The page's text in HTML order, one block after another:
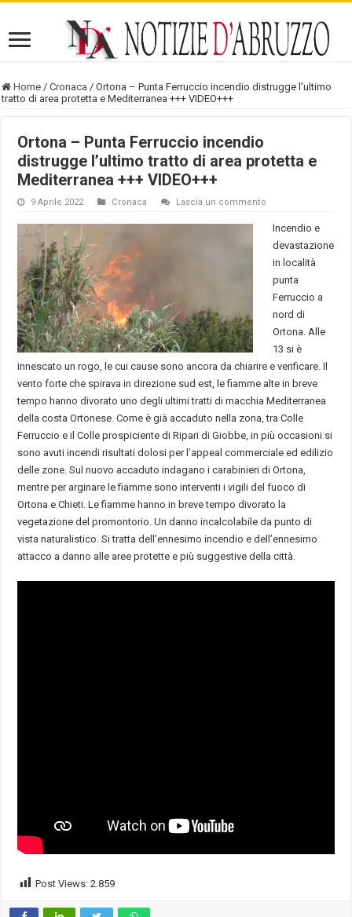
Home / Cronaca / Ortona – Punta Ferruccio incendio distrugge l’ultimo
tratto di area protetta e Mediterranea +++ VIDEO+++
Ortona – Punta Ferruccio incendio
distrugge l’ultimo tratto di area protetta e
Mediterranea +++ VIDEO+++
9 Aprile 2022 Cronaca Lascia un commento
Incendio e
devastazione
in località
punta
Ferruccio a
nord di
Ortona. Alle
13 si è
innescato un rogo, le cui cause sono ancora da chiarire e verificare. Il
vento forte che spirava in direzione sud est, le fiamme alte in breve
tempo hanno divorato uno degli ultimi tratti di macchia Mediterranea
della costa Ortonese. Come è già accaduto nella zona, tra Colle
Ferruccio e il Colle prospiciente di Ripari di Giobbe, in più occasioni si
sono avuti incendi risultati dolosi per l’appeal commerciale ed edilizio
delle zone. Sul nuovo accaduto indagano i carabinieri di Ortona,
mentre per arginare le fiamme sono interventi i vigili del fuoco di
Ortona e Chieti. Le fiamme hanno in breve tempo divorato la
vegetazione del promontorio. Un danno incalcolabile da punto di
vista naturalistico. Si tratta dell’ennesimo incendio e dell’ennesimo
attacco a danno alle aree protette e più suggestive della città.
Post Views: 2.859